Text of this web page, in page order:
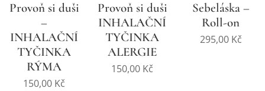
Provoň si duši
–
INHALAČNÍ
TYČINKA
RÝMA
150,00 Kč
Provoň si duši
INHALAČNÍ
TYČINKA
ALERGIE
150,00 Kč
Sebeláska –
Roll-on
295,00Kč